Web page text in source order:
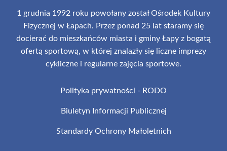
1 grudnia 1992 roku powołany został Ośrodek Kultury
Fizycznej w Łapach. Przez ponad 25 lat staramy się
docierać do mieszkańców miasta i gminy Łapy z bogatą
ofertą sportową, w której znalazły się liczne imprezy
cykliczne i regularne zajęcia sportowe.
Polityka prywatności - RODO
Biuletyn Informacji Publicznej
Standardy Ochrony Małoletnich